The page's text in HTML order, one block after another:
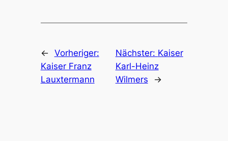
← Vorheriger:
Kaiser Franz
Lauxtermann
Nächster: Kaiser
Karl-Heinz
Wilmers
→